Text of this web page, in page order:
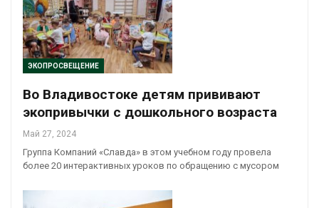
ЭКОПРОСВЕЩЕНИЕ
Во Владивостоке детям прививают
экопривычки с дошкольного возраста
Май 27, 2024
Группа Компаний «Славда» в этом учебном году провела
более 20 интерактивных уроков по обращению с мусором